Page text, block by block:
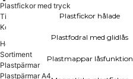
Display och skyltning
Magnetiska etiketter
Plastfickor prismärkning
Plastfickor ID-kort
Plastfickor hålade
Plastfodral med glidlås
Plastmappar låsfunktion
Plastfickor med tryck
Tillverkning
Kontakta Oss
Hem
Sortiment
Plastpärmar
Plastpärmar A4